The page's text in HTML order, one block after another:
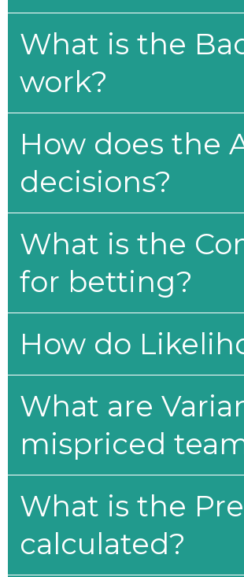
What is the
work?
How does the
decisions?
What is the
for betting?
How do
What are
mispriced
What is the
calculated?